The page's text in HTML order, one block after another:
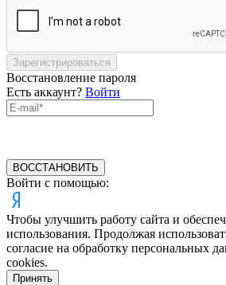
Зарегистрироваться
Восстановление пароля
Есть аккаунт? Войти
ВОССТАНОВИТЬ
Войти с помощью:
Чтобы улучшить работу сайта и
использования. Продолжая
согласие на обработку персональных
cookies.
Принять